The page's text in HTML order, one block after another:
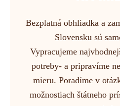
Bezplatná obhliadka a
Slovensku sú
Vypracujeme
potreby- a pripravíme
mieru. Poradíme v
možnostiach štátneho